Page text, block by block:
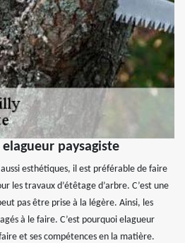
elagueur paysagiste
esthétiques, il est préférable de faire
les travaux d’étêtage d’arbre. C’est une
pas être prise à la légère. Ainsi, les
à le faire. C’est pourquoi elagueur
et ses compétences en la matière.